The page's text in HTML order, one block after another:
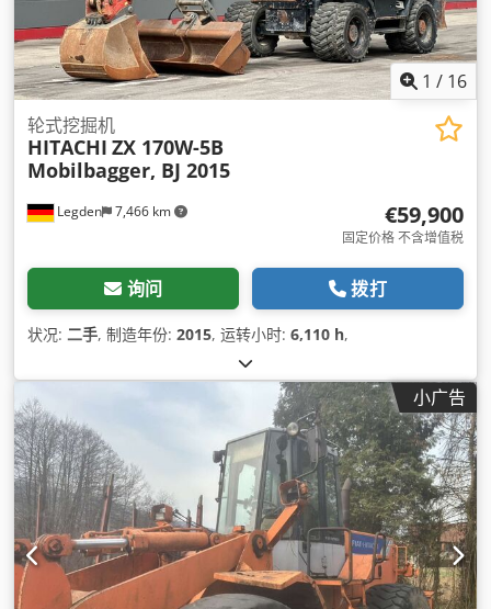
1 / 16
Legden 7,466 km
轮式挖掘机
HITACHI ZX 170W-5B
Mobilbagger, BJ 2015
€59,900
固定价格 不含增值税
询问 拨打
状况: 二手, 制造年份: 2015, 运转小时: 6,110 h,
小广告